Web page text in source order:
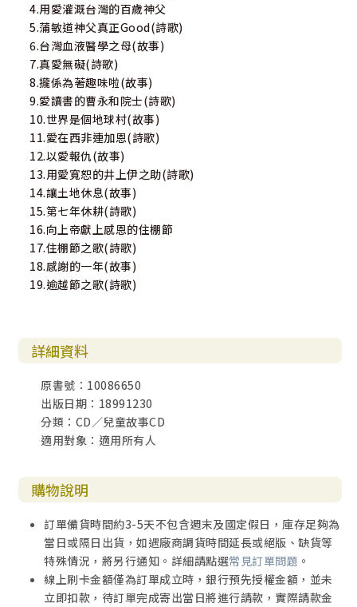
4.用愛灌溉台灣的百歲神父
5.蒲敏道神父真正Good(詩歌)
6.台灣血液醫學之母(故事)
7.真愛無礙(詩歌)
8.攏係為著趣味啦(故事)
9.愛讀書的曹永和院士(詩歌)
10.世界是個地球村(故事)
11.愛在西非連加恩(詩歌)
12.以愛報仇(故事)
13.用愛寬恕的井上伊之助(詩歌)
14.讓土地休息(故事)
15.第七年休耕(詩歌)
16.向上帝獻上感恩的住棚節
17.住棚節之歌(詩歌)
18.感謝的一年(故事)
19.逾越節之歌(詩歌)
詳細資料
原書號：10086650
出版日期：18991230
分類：CD／兒童故事CD
適用對象：適用所有人
購物說明
訂單備貨時間約3-5天不包含週末及國定假日，庫存足夠為
當日或隔日出貨，如遇廠商調貨時間延長或絕版、缺貨等
特殊情況，將另行通知。詳細請點選常見訂單問題 。
線上刷卡金額僅為訂單成立時，銀行預先授權金額，並未
立即扣款，待訂單完成寄出當日將進行請款，實際請款金